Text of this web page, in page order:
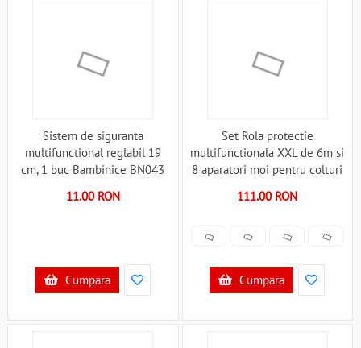
Sistem de siguranta
multifunctional reglabil 19
cm, 1 buc Bambinice BN043
11.00 RON
Cumpara
Set Rola protectie
multifunctionala XXL de 6m si
8 aparatori moi pentru colturi
111.00 RON
Cumpara